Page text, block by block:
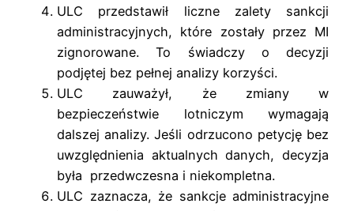
ULC przedstawił liczne zalety sankcji
administracyjnych, które zostały przez MI
zignorowane. To świadczy o decyzji
podjętej bez pełnej analizy korzyści.
ULC zauważył, że zmiany w
bezpieczeństwie lotniczym wymagają
dalszej analizy. Jeśli odrzucono petycję bez
uwzględnienia aktualnych danych, decyzja
była przedwczesna i niekompletna.
ULC zaznacza, że sankcje administracyjne